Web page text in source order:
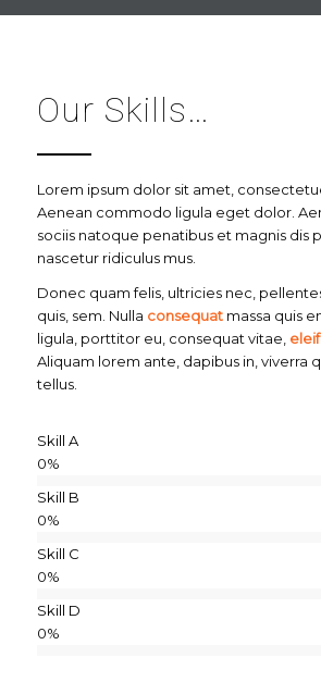
Our Skills…
Lorem ipsum dolor sit amet,
Aenean commodo ligula eget dolor.
sociis natoque penatibus et magnis dis
nascetur ridiculus mus.
Donec quam felis, ultricies nec,
quis, sem. Nulla consequatmassa quis
ligula, porttitor eu, consequat vitae,
Aliquam lorem ante, dapibus in, viverra
tellus.
Skill A
0%
Skill B
0%
Skill C
0%
Skill D
0%